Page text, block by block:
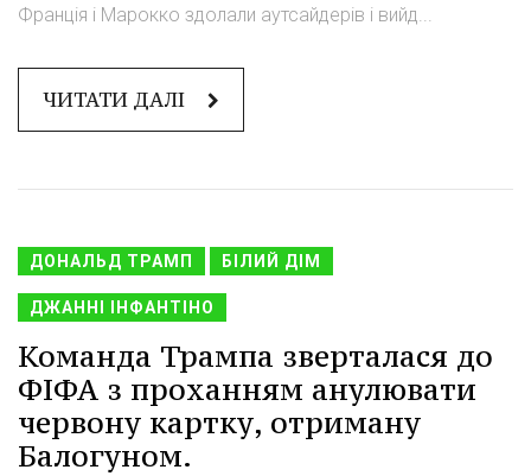
Франція і Марокко здолали аутсайдерів і вийд...
ЧИТАТИ ДАЛІ
ДОНАЛЬД ТРАМП БІЛИЙ ДІМ
ДЖАННІ ІНФАНТІНО
Команда Трампа зверталася до
ФІФА з проханням анулювати
червону картку, отриману
Балогуном.